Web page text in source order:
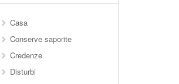
Casa
Conserve saporite
Credenze
Disturbi